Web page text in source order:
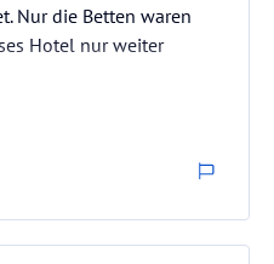
Nur die Betten waren
Hotel nur weiter